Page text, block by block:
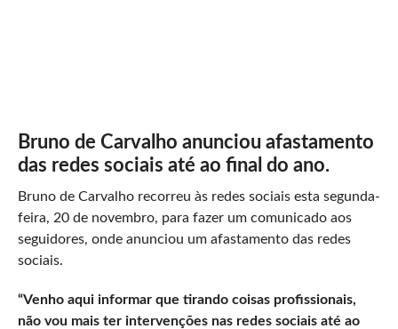
Bruno de Carvalho anunciou afastamento
das redes sociais até ao final do ano.
Bruno de Carvalho recorreu às redes sociais esta segunda-
feira, 20 de novembro, para fazer um comunicado aos
seguidores, onde anunciou um afastamento das redes
sociais.
“Venho aqui informar que tirando coisas profissionais,
não vou mais ter intervenções nas redes sociais até ao